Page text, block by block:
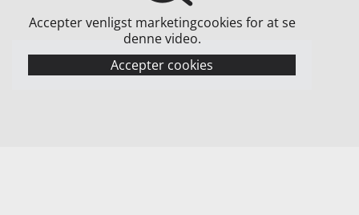
Accepter venligst marketingcookies for at se
denne video.
Accepter cookies